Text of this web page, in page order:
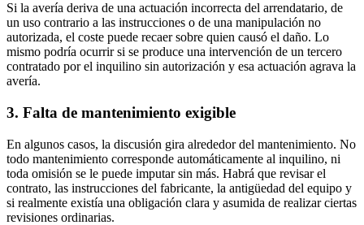
Si la avería deriva de una actuación incorrecta del arrendatario, de
un uso contrario a las instrucciones o de una manipulación no
autorizada, el coste puede recaer sobre quien causó el daño. Lo
mismo podría ocurrir si se produce una intervención de un tercero
contratado por el inquilino sin autorización y esa actuación agrava la
avería.
3. Falta de mantenimiento exigible
En algunos casos, la discusión gira alrededor del mantenimiento. No
todo mantenimiento corresponde automáticamente al inquilino, ni
toda omisión se le puede imputar sin más. Habrá que revisar el
contrato, las instrucciones del fabricante, la antigüedad del equipo y
si realmente existía una obligación clara y asumida de realizar ciertas
revisiones ordinarias.